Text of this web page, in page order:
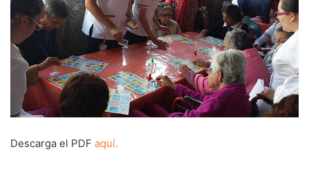
Descarga el PDF aquí.